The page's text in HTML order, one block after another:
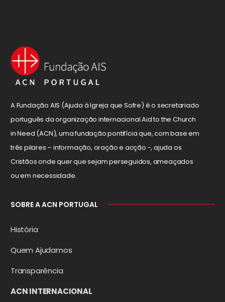
A Fundação AIS (Ajuda à Igreja que Sofre) é o secretariado
português da organização internacional Aid to the Church
in Need (ACN), uma fundação pontifícia que, com base em
três pilares – informação, oração e acção -, ajuda os
Cristãos onde quer que sejam perseguidos, ameaçados
ou em necessidade.
SOBRE A ACN PORTUGAL
História
Quem Ajudamos
Transparência
ACN INTERNACIONAL